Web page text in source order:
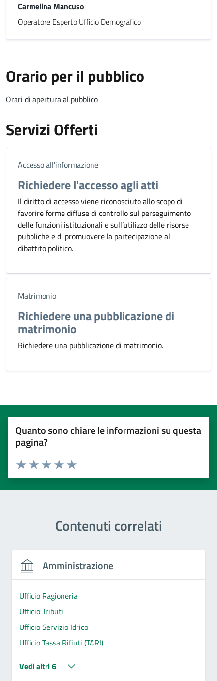
Carmelina Mancuso
Operatore Esperto Ufficio Demografico
Orario per il pubblico
Orari di apertura al pubblico
Servizi Offerti
Accesso all'informazione
Richiedere l'accesso agli atti
Il diritto di accesso viene riconosciuto allo scopo di
favorire forme diffuse di controllo sul perseguimento
delle funzioni istituzionali e sull’utilizzo delle risorse
pubbliche e di promuovere la partecipazione al
dibattito politico.
Matrimonio
Richiedere una pubblicazione di
matrimonio
Richiedere una pubblicazione di matrimonio.
Quanto sono chiare le informazioni su questa
pagina?
Valuta 5 stelle su 5
Valuta 4 stelle su 5
Valuta 3 stelle su 5
Valuta 2 stelle su 5
Valuta 1 stelle su 5
Contenuti correlati
Amministrazione
Ufficio Ragioneria
Ufficio Tributi
Ufficio Servizio Idrico
Ufficio Tassa Rifiuti (TARI)
Vedi altri 6